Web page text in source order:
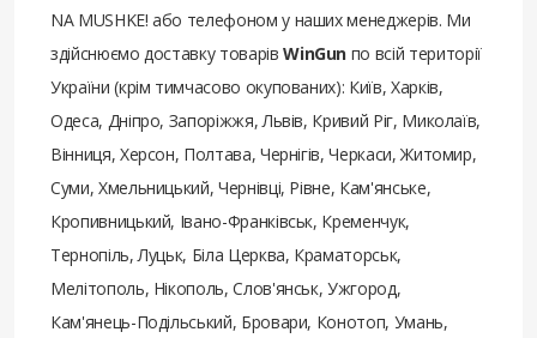
NA MUSHKE! або телефоном у наших менеджерів. Ми
здійснюємо доставку товарівWinGun по всій території
України (крім тимчасово окупованих): Київ, Харків,
Одеса, Дніпро, Запоріжжя, Львів, Кривий Ріг, Миколаїв,
Вінниця, Херсон, Полтава, Чернігів, Черкаси, Житомир,
Суми, Хмельницький, Чернівці, Рівне, Кам'янське,
Кропивницький, Івано-Франківськ, Кременчук,
Тернопіль, Луцьк, Біла Церква, Краматорськ,
Мелітополь, Нікополь, Слов'янськ, Ужгород,
Кам'янець-Подільський, Бровари, Конотоп, Умань,